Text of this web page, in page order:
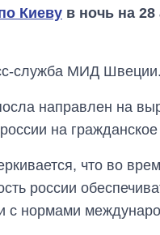
Киеву в ночь на 28
служба МИД
направлен на
на
что во
россии
с нормами